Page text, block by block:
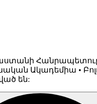
Ակադեմիա •
են: